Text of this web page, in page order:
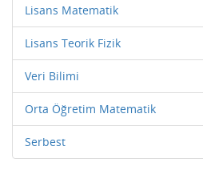
Lisans Matematik
Lisans Teorik Fizik
Veri Bilimi
Orta Öğretim Matematik
Serbest